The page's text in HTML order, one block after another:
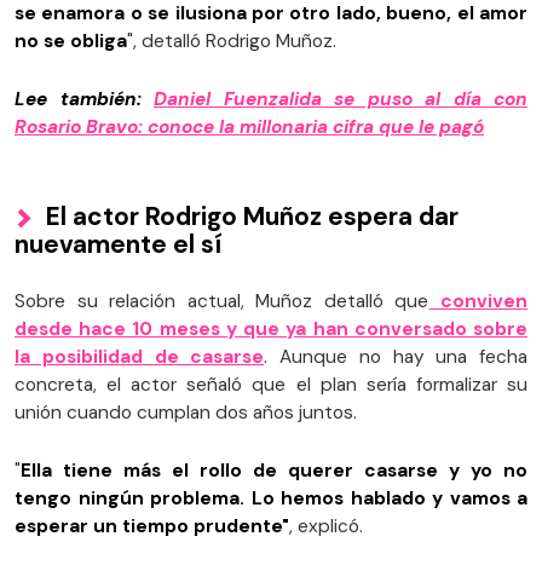
se enamora o se ilusiona por otro lado, bueno, el amor
no se obliga", detalló Rodrigo Muñoz.
Lee también: Daniel Fuenzalida se puso al día con
Rosario Bravo: conoce la millonaria cifra que le pagó
El actor Rodrigo Muñoz espera dar
nuevamente el sí
Sobre su relación actual, Muñoz detalló que conviven
desde hace 10 meses y que ya han conversado sobre
la posibilidad de casarse. Aunque no hay una fecha
concreta, el actor señaló que el plan sería formalizar su
unión cuando cumplan dos años juntos.
"Ella tiene más el rollo de querer casarse y yo no
tengo ningún problema. Lo hemos hablado y vamos a
esperar un tiempo prudente", explicó.